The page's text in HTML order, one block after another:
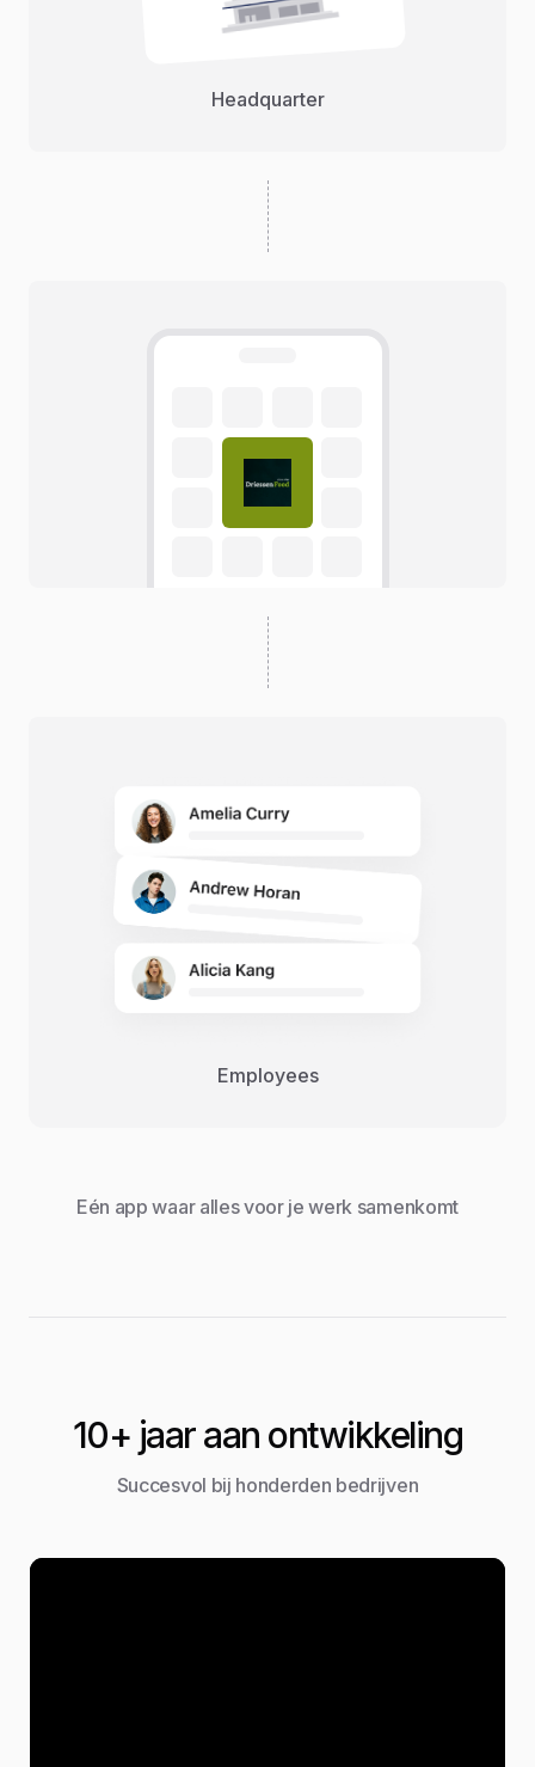
Headquarter
Employees
Eén app waar alles voor je werk samenkomt
10+ jaar aan ontwikkeling
Succesvol bij honderden bedrijven